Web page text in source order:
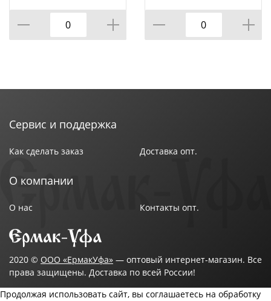
Сервис и поддержка
Как сделать заказ Доставка опт.
О компании
О нас Контакты опт.
2020 © ООО «ЕрмакУфа» — оптовый интернет-магазин. Все
права защищены. Доставка по всей России!
Продолжая использовать сайт, вы соглашаетесь на обработку